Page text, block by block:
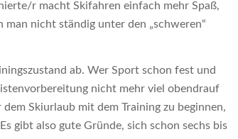
r macht Skifahren einfach mehr Spaß,
nicht ständig unter den „schweren“
ab. Wer Sport schon fest und
nicht mehr viel obendrauf
Skiurlaub mit dem Training zu beginnen,
gibt also gute Gründe, sich schon sechs bis